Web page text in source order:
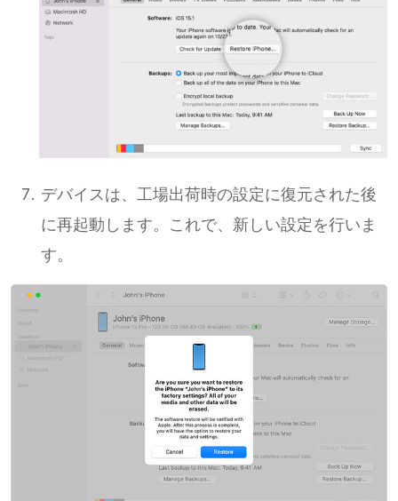
デバイスは、工場出荷時の設定に復元された後
に再起動します。これで、新しい設定を行いま
す。